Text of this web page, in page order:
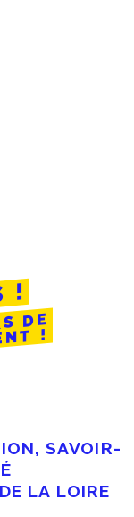
!
DE
!
SAVOIR-
LA LOIRE